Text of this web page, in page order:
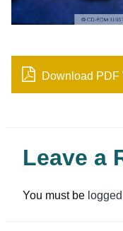
Download PDF
Leave a
You must be